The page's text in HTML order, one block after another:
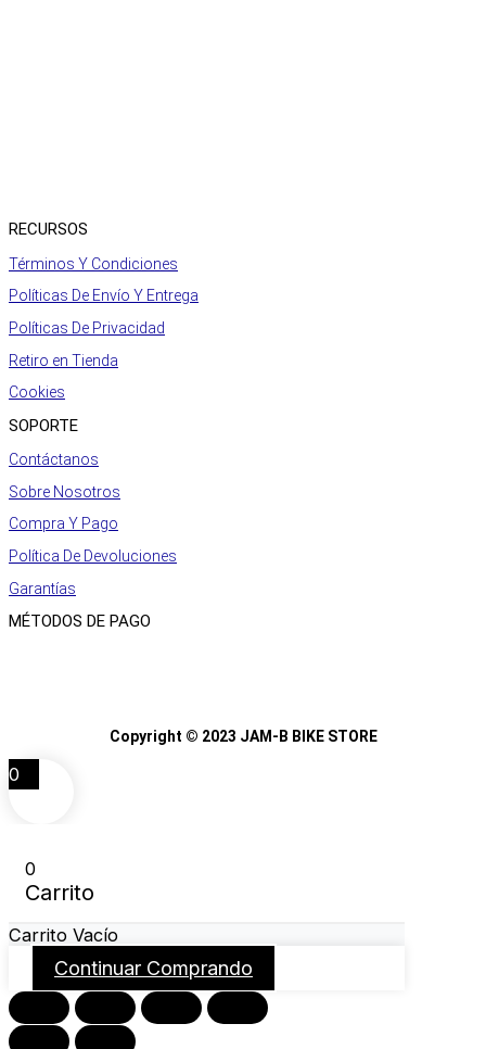
RECURSOS
Términos Y Condiciones
Políticas De Envío Y Entrega
Políticas De Privacidad
Retiro en Tienda
Cookies
SOPORTE
Contáctanos
Sobre Nosotros
Compra Y Pago
Política De Devoluciones
Garantías
MÉTODOS DE PAGO
Copyright © 2023 JAM-B BIKE STORE
0
0
Carrito
Carrito Vacío
Continuar Comprando